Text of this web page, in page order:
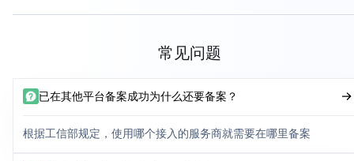
常见问题
已在其他平台备案成功为什么还要备案？
根据工信部规定，使用哪个接入的服务商就需要在哪里备案